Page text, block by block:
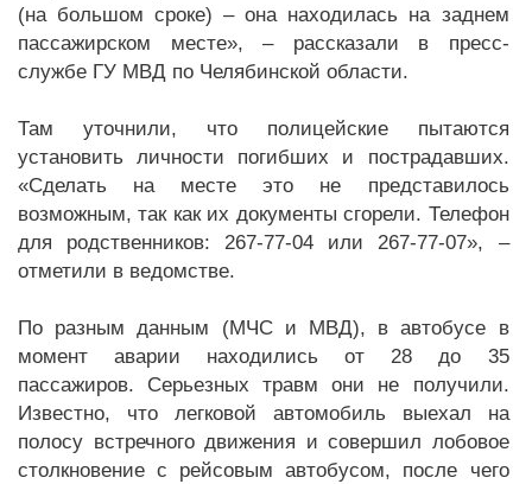
(на большом сроке) – она находилась на заднем
пассажирском месте», – рассказали в пресс-
службе ГУ МВД по Челябинской области.
Там уточнили, что полицейские пытаются
установить личности погибших и пострадавших.
«Сделать на месте это не представилось
возможным, так как их документы сгорели. Телефон
для родственников: 267-77-04 или 267-77-07», –
отметили в ведомстве.
По разным данным (МЧС и МВД), в автобусе в
момент аварии находились от 28 до 35
пассажиров. Серьезных травм они не получили.
Известно, что легковой автомобиль выехал на
полосу встречного движения и совершил лобовое
столкновение с рейсовым автобусом, после чего